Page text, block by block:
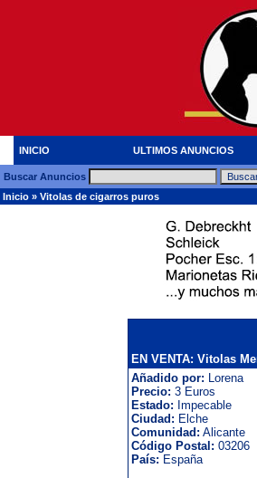
INICIO ULTIMOS ANUNCIOS
Buscar Anuncios
Inicio » Vitolas de cigarros puros
EN VENTA: Vitolas
Añadido por: Lorena
Precio: 3 Euros
Estado: Impecable
Ciudad: Elche
Comunidad: Alicante
Código Postal: 03206
País: España